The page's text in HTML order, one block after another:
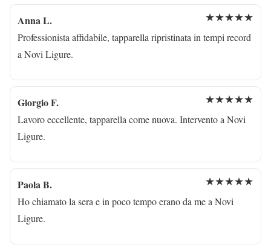
Anna L. ★★★★★
Professionista affidabile, tapparella ripristinata in tempi record
a Novi Ligure.
Giorgio F. ★★★★★
Lavoro eccellente, tapparella come nuova. Intervento a Novi
Ligure.
Paola B. ★★★★★
Ho chiamato la sera e in poco tempo erano da me a Novi
Ligure.